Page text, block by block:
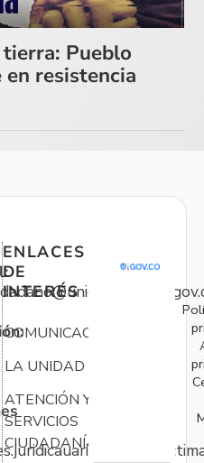
Pueblo
resistencia
ENLACES
DE
INTERÉS
COMUNICACIONES
LA UNIDAD
ATENCIÓN Y
SERVICIOS
CIUDADANÍA